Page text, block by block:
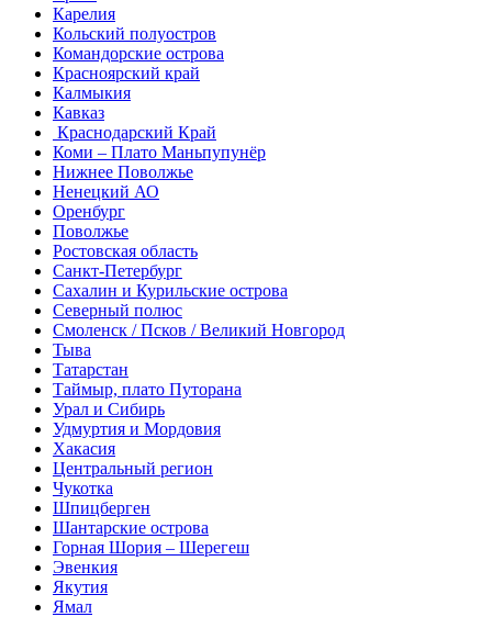
Карелия
Кольский полуостров
Командорские острова
Красноярский край
Калмыкия
Кавказ
Краснодарский Край
Коми – Плато Маньпупунёр
Нижнее Поволжье
Ненецкий АО
Оренбург
Поволжье
Ростовская область
Санкт-Петербург
Сахалин и Курильские острова
Северный полюс
Смоленск / Псков / Великий Новгород
Тыва
Татарстан
Таймыр, плато Путорана
Урал и Сибирь
Удмуртия и Мордовия
Хакасия
Центральный регион
Чукотка
Шпицберген
Шантарские острова
Горная Шория – Шерегеш
Эвенкия
Якутия
Ямал